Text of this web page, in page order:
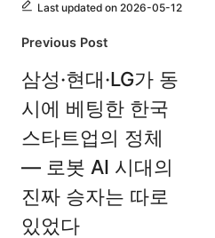
Last updated on 2026-05-12
Post
navigation
Previous Post
삼성·현대·LG가 동
시에 베팅한 한국
스타트업의 정체
— 로봇 AI 시대의
진짜 승자는 따로
있었다